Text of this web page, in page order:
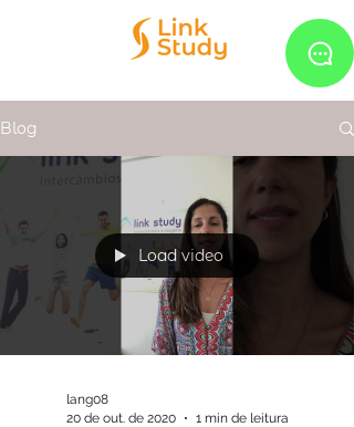
Blog
Load video
lang08
20 de out. de 2020
1 min de leitura